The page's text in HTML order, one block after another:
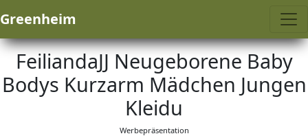
Greenheim
FeiliandaJJ Neugeborene Baby
Bodys Kurzarm Mädchen Jungen
Kleidu
Werbepräsentation